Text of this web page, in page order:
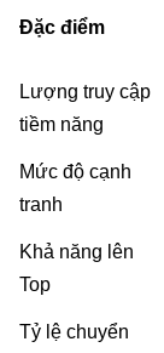
Đặc điểm
Lượng truy cập
tiềm năng
Mức độ cạnh
tranh
Khả năng lên
Top
Tỷ lệ chuyển